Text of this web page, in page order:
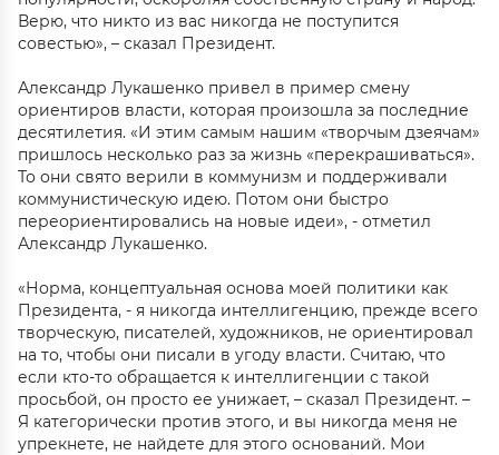
Верю, что никто из вас никогда не поступится
совестью», – сказал Президент.
Александр Лукашенко привел в пример смену
ориентиров власти, которая произошла за последние
десятилетия. «И этим самым нашим «творчым дзеячам»
пришлось несколько раз за жизнь «перекрашиваться».
То они свято верили в коммунизм и поддерживали
коммунистическую идею. Потом они быстро
переориентировались на новые идеи», - отметил
Александр Лукашенко.
«Норма, концептуальная основа моей политики как
Президента, - я никогда интеллигенцию, прежде всего
творческую, писателей, художников, не ориентировал
на то, чтобы они писали в угоду власти. Считаю, что
если кто-то обращается к интеллигенции с такой
просьбой, он просто ее унижает, – сказал Президент. –
Я категорически против этого, и вы никогда меня не
упрекнете, не найдете для этого оснований. Мои